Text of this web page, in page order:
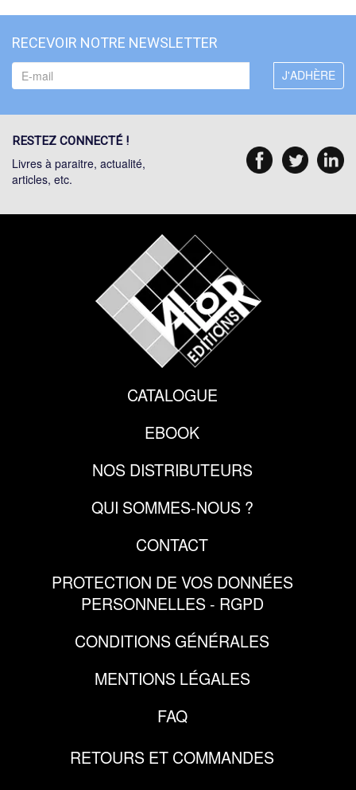
RECEVOIR NOTRE NEWSLETTER
RESTEZ CONNECTÉ !
Livres à paraitre, actualité,
articles, etc.
CATALOGUE
EBOOK
NOS DISTRIBUTEURS
QUI SOMMES-NOUS ?
CONTACT
PROTECTION DE VOS DONNÉES
PERSONNELLES - RGPD
CONDITIONS GÉNÉRALES
MENTIONS LÉGALES
FAQ
RETOURS ET COMMANDES